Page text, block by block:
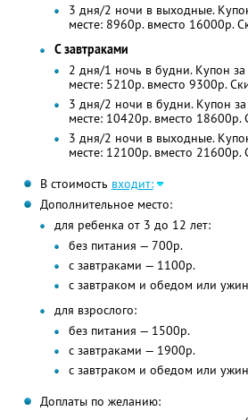
3 дня/2 ночи в выходные.
месте: 8960р. вместо 16000р.
С завтраками
2 дня/1 ночь в будни. Купон
месте: 5210р. вместо 9300р.
3 дня/2 ночи в будни. Купон
месте: 10420р. вместо 18600р.
3 дня/2 ночи в выходные.
месте: 12100р. вместо 21600р.
В стоимость входит:
Дополнительное место:
для ребенка от 3 до 12 лет:
без питания — 700р.
с завтраками — 1100р.
с завтраком и обедом или
для взрослого:
без питания — 1500р.
с завтраками — 1900р.
с завтраком и обедом или
Доплаты по желанию: